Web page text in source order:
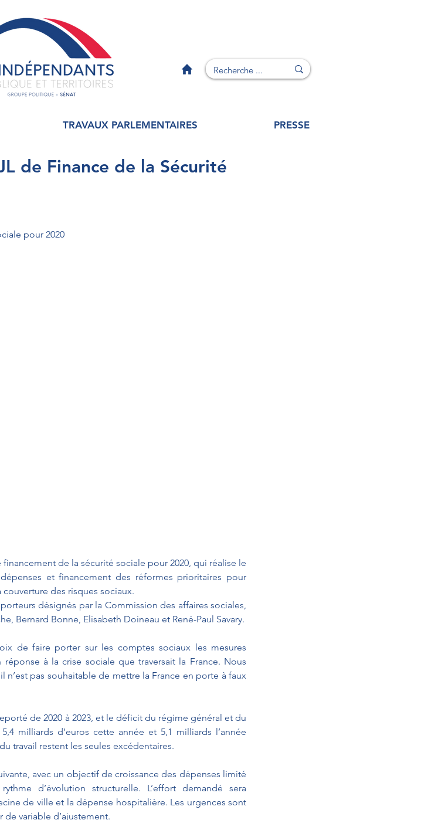
TRAVAUX PARLEMENTAIRES PRESSE
de Finance de la Sécurité
pour 2020
de la sécurité sociale pour 2020, qui réalise le
et financement des réformes prioritaires pour
des risques sociaux.
désignés par la Commission des affaires sociales,
Bernard Bonne, Elisabeth Doineau et René-Paul Savary.
de faire porter sur les comptes sociaux les mesures
à la crise sociale que traversait la France. Nous
pas souhaitable de mettre la France en porte à faux
de 2020 à 2023, et le déficit du régime général et du
milliards d’euros cette année et 5,1 milliards l’année
travail restent les seules excédentaires.
avec un objectif de croissance des dépenses limité
d’évolution structurelle. L’effort demandé sera
de ville et la dépense hospitalière. Les urgences sont
variable d’ajustement.